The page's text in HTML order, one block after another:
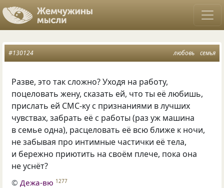
любовь семья
#130124
Разве, это так сложно? Уходя на работу,
поцеловать жену, сказать ей, что ты её любишь,
прислать ей СМС-ку с признаниями в лучших
чувствах, забрать её с работы (раз уж машина
в семье одна), расцеловать её всю ближе к ночи,
не забывая про интимные частички её тела,
и бережно приютить на своём плече, пока она
не уснёт?
© Дежа-вю 1277